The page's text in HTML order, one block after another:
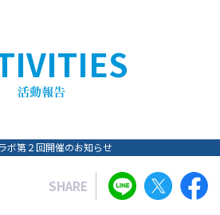
ボ第２回開催のお知らせ
SHARE